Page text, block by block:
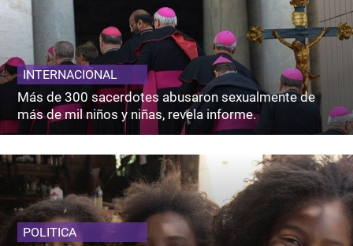
INTERNACIONAL
Más de 300 sacerdotes abusaron sexualmente de
más de mil niños y niñas, revela informe.
POLITICA